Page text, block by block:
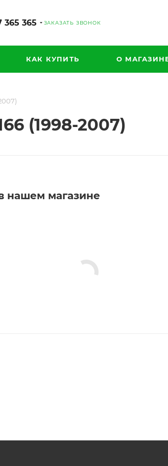
365 365 ЗАКАЗАТЬ ЗВОНОК
КАК КУПИТЬ О
(1998-2007)
нашем магазине